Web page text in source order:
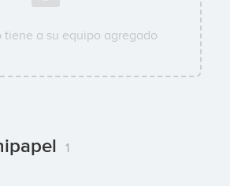
tiene a su equipo agregado
1